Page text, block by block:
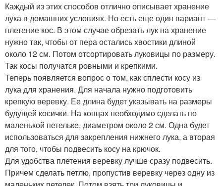
Каждый из этих способов отлично описывает хранение
лука в домашних условиях. Но есть еще один вариант —
плетение кос. В этом случае обрезать лук на хранение
нужно так, чтобы от пера остались хвостики длиной
около 12 см. Потом отсортировать луковицы по размеру.
Так косы получатся ровными и крепкими.
Теперь появляется вопрос о том, как сплести косу из
лука для хранения. Для начала нужно подготовить
крепкую веревку. Ее длина будет указывать на размеры
будущей косички. На концах необходимо сделать по
маленькой петельке, диаметром около 2 см. Одна будет
использоваться для закрепления нижнего лука, а вторая
для того, чтобы подвесить косу на крючок.
Для удобства плетения веревку лучше сразу подвесить.
Причем сделать петлю, пропустив веревку через одну из